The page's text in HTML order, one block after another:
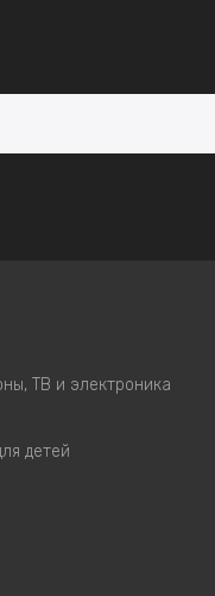
ТВ и электроника
детей